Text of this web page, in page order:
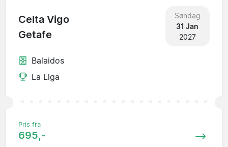
Celta Vigo
Getafe
Søndag
31 Jan
2027
Balaidos
La Liga
Pris fra
695,-